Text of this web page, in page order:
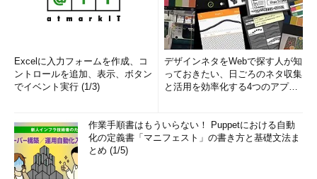
Excelに入力フォームを作成、コ
ントロールを追加、表示、ボタン
でイベント実行 (1/3)
デザインネタをWebで探す人が知
っておきたい、日ごろのネタ収集
と活用を効率化する4つのアプリ
作業手順書はもういらない！ Puppetにおける自動
化の定義書「マニフェスト」の書き方と基礎文法ま
とめ (1/5)